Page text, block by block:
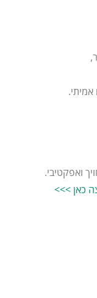
כאן >>>